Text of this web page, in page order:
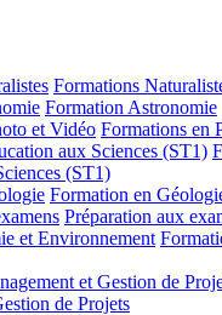
Formations
Formation Astronomie
et Vidéo Formations en
aux Sciences (ST1)
(ST1)
Formation en
Préparation aux
et Environnement
et Gestion de
de Projets